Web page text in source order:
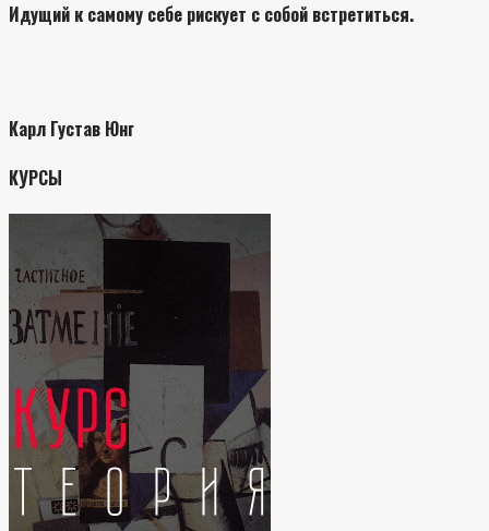
Идущий к самому себе рискует с собой встретиться.
Карл Густав Юнг
КУРСЫ